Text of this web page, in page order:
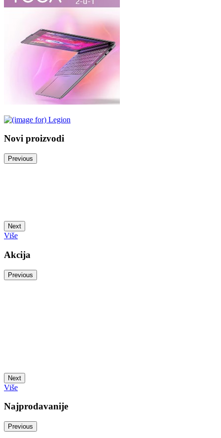
Novi proizvodi
Previous
Next
Više
Akcija
Previous
Next
Više
Najprodavanije
Previous